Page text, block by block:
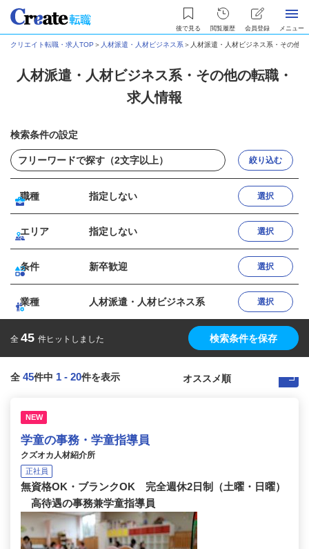
後で見る 閲覧履歴 会員登録 メニュー
クリエイト転職・求人TOP ＞ 人材派遣・人材ビジネス系＞ 人材派遣・人材ビジネス系・その他
人材派遣・人材ビジネス系・その他の転職・
求人情報
検索条件の設定
絞り込む
職種 指定しない 選択
エリア 指定しない 選択
条件 新卒歓迎 選択
業種 人材派遣・人材ビジネス系 選択
全 45 件ヒットしました 検索条件を保存
全 45件中 1 - 20件を表示
NEW
学童の事務・学童指導員
クズオカ人材紹介所
正社員
無資格OK・ブランクOK 完全週休2日制（土曜・日曜）
高待遇の事務兼学童指導員